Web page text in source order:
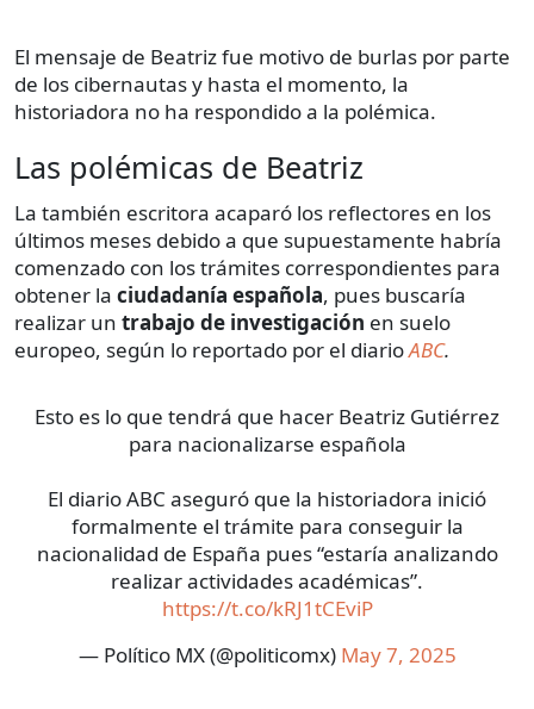
El mensaje de Beatriz fue motivo de burlas por parte
de los cibernautas y hasta el momento, la
historiadora no ha respondido a la polémica.
Las polémicas de Beatriz
La también escritora acaparó los reflectores en los
últimos meses debido a que supuestamente habría
comenzado con los trámites correspondientes para
obtener la ciudadanía española, pues buscaría
realizar un trabajo de investigación en suelo
europeo, según lo reportado por el diarioABC.
Esto es lo que tendrá que hacer Beatriz Gutiérrez
para nacionalizarse española
El diario ABC aseguró que la historiadora inició
formalmente el trámite para conseguir la
nacionalidad de España pues “estaría analizando
realizar actividades académicas”.
https://t.co/kRJ1tCEviP
— Político MX (@politicomx) May 7, 2025